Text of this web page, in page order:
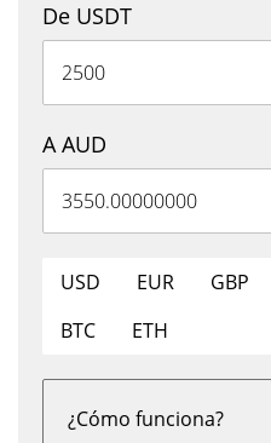
De USDT
A AUD
USD EUR GBP
BTC
ETH
¿Cómo funciona?